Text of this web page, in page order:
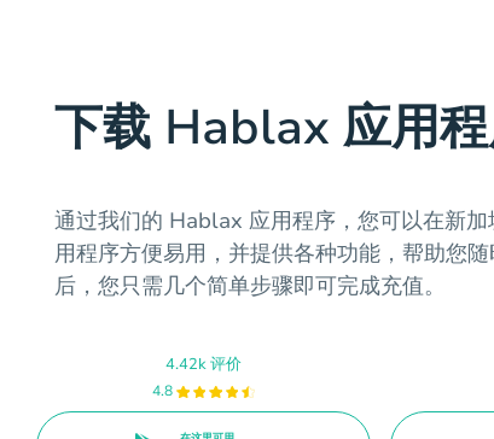
下载 Hablax 应用
通过我们的 Hablax 应用程序，您可以在新
用程序方便易用，并提供各种功能，帮助您
后，您只需几个简单步骤即可完成充值。
4.42k 评价
4.8